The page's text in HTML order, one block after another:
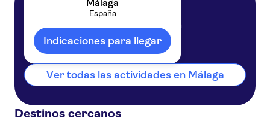
Málaga
España
Indicaciones para llegar
Málaga
España
Ver todas las actividades en Málaga
Destinos cercanos